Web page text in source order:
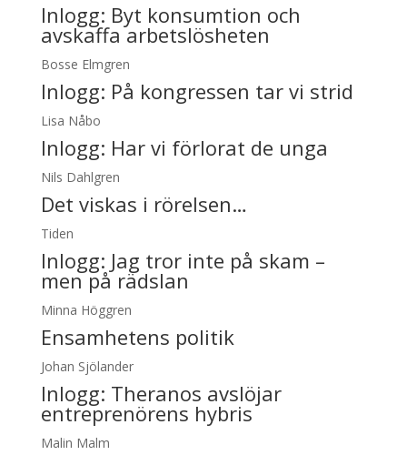
Inlogg: Byt konsumtion och
avskaffa arbetslösheten
Bosse Elmgren
Inlogg: På kongressen tar vi strid
Lisa Nåbo
Inlogg: Har vi förlorat de unga
Nils Dahlgren
Det viskas i rörelsen…
Tiden
Inlogg: Jag tror inte på skam –
men på rädslan
Minna Höggren
Ensamhetens politik
Johan Sjölander
Inlogg: Theranos avslöjar
entreprenörens hybris
Malin Malm